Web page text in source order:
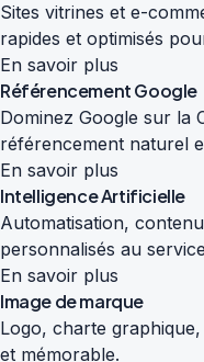
Sites vitrines et e-
rapides et optimisés
En savoir plus
Référencement Google
Dominez Google sur la
référencement naturel
En savoir plus
Intelligence Artificielle
Automatisation,
personnalisés au
En savoir plus
Image de marque
Logo, charte
et mémorable.